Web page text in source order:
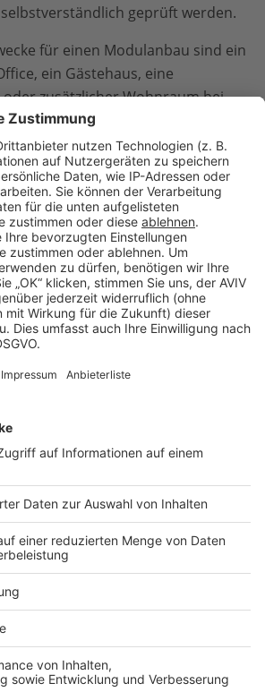
geprüft werden.
für einen Modulanbau sind ein
ein Gästehaus, eine
zusätzlicher Wohnraum bei
große Vorteil: Die Module
und können vor Ort in
werden – mit minimaler
Wohnalltags.
an einem Satteldachhaus von
ist über einen Windfang mit
und lässt sich als Büro oder